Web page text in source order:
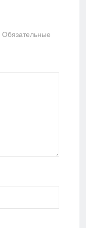
Обязательные